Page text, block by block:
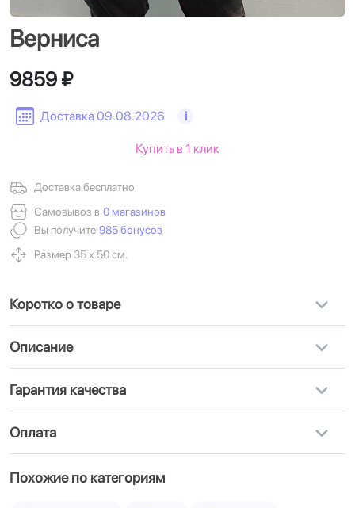
Верниса
Доставка 09.08.2026 i
9859 ₽
Доставка бесплатно
Самовывоз в 0 магазинов
Вы получите 985 бонусов
Размер 35 х 50 см.
Купить в 1 клик
Коротко о товаре
Описание
Гарантия качества
Оплата
Похожие по категориям